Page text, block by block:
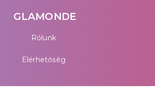
GLAMONDE
Rólunk
Elérhetőség